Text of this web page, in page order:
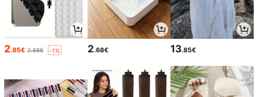
2.85€ 2.88€ -1% 2.68€ 13.85€